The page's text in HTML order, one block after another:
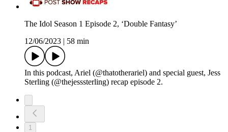
The Idol Season 1 Episode 2, ‘Double Fantasy’
12/06/2023
58 min
In this podcast, Ariel (@thatotherariel) and special guest, Jess
Sterling (@thejesssterling) recap episode 2.
1